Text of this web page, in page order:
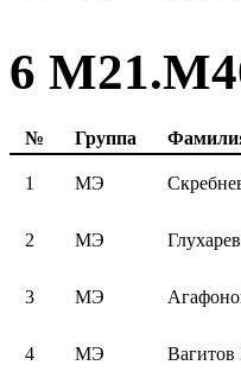
6
№ Группа
1 МЭ
2 МЭ
3 МЭ
4 МЭ Вагитов